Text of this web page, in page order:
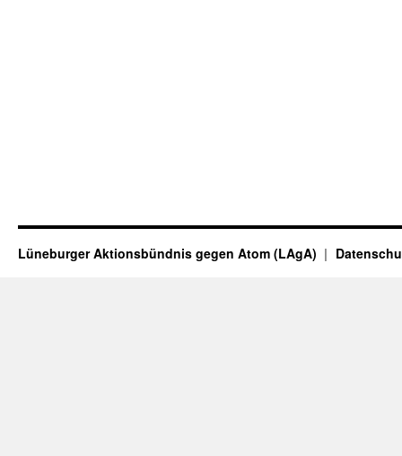
Lüneburger Aktionsbündnis gegen Atom (LAgA)